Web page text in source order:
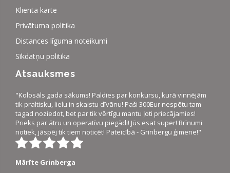
Klienta karte
Privātuma politika
Distances līguma noteikumi
Sīkdatņu politika
Atsauksmes
"Kolosāls gada sākums! Paldies par konkursu, kurā vinnējām
tik praltisku, lielu in skaistu dīvānu! Paši 300Eur nespētu tam
tagad noziedot, bet par tik vērtīgu mantu ļoti priecājamies!
Prieks par ātru un operatīvu piegādi! Jūs esat super! Brīnumi
notiek, jāspēj tik tiem noticēt! Pateicībā - Grinbergu ģimene!"
Mārīte Grinberga